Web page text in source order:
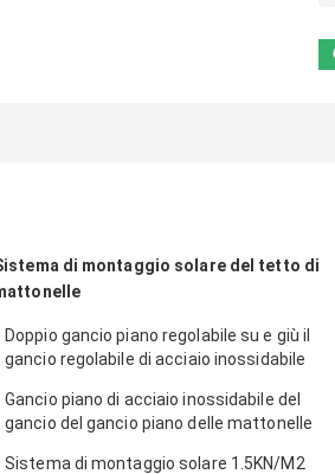
di montaggio solare del tetto di
Doppio gancio piano regolabile su e giù il
gancio regolabile di acciaio inossidabile
Gancio piano di acciaio inossidabile del
gancio del gancio piano delle mattonelle
Sistema di montaggio solare 1.5KN/M2